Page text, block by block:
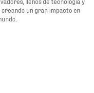
creando un gran impacto en